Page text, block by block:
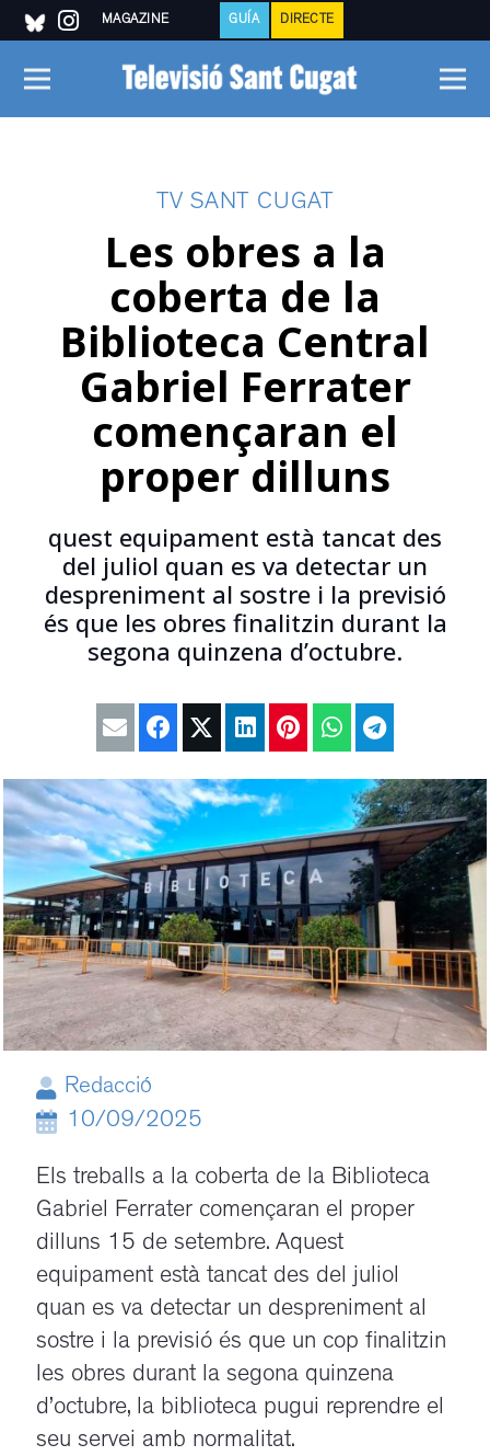
MAGAZINE GUÍA DIRECTE
TV SANT CUGAT
Les obres a la
coberta de la
Biblioteca Central
Gabriel Ferrater
començaran el
proper dilluns
quest equipament està tancat des
del juliol quan es va detectar un
despreniment al sostre i la previsió
és que les obres finalitzin durant la
segona quinzena d’octubre.
Redacció
10/09/2025
Els treballs a la coberta de la Biblioteca
Gabriel Ferrater començaran el proper
dilluns 15 de setembre. Aquest
equipament està tancat des del juliol
quan es va detectar un despreniment al
sostre i la previsió és que un cop finalitzin
les obres durant la segona quinzena
d’octubre, la biblioteca pugui reprendre el
seu servei amb normalitat.